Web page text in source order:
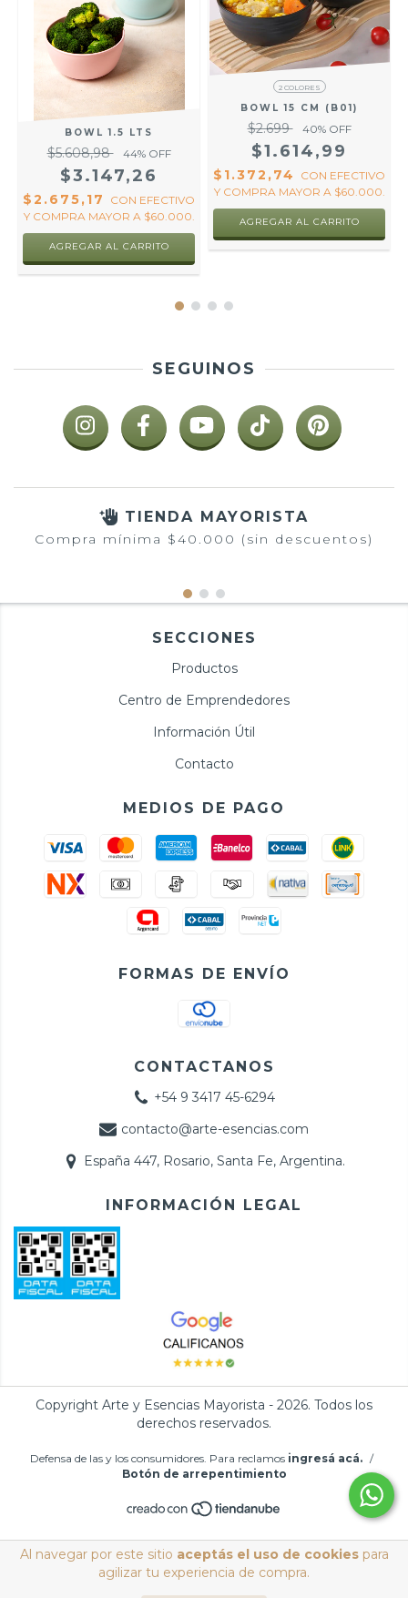
Al navegar por este sitio aceptás el uso de cookiespara
agilizar tu experiencia de compra.
BOWL 1.5 LTS
$5.608,98 44% OFF
$3.147,26
$2.675,17 CON EFECTIVO
Y COMPRA MAYOR A $60.000.
AGREGAR AL CARRITO
2 COLORES
BOWL 15 CM (B01)
$2.699 40% OFF
$1.614,99
$1.372,74 CON EFECTIVO
Y COMPRA MAYOR A $60.000.
AGREGAR AL CARRITO
SEGUINOS
TIENDA MAYORISTA
Compra mínima $40.000 (sin descuentos)
SECCIONES
Productos
Centro de Emprendedores
Información Útil
Contacto
MEDIOS DE PAGO
FORMAS DE ENVÍO
CONTACTANOS
+54 9 3417 45-6294
contacto@arte-esencias.com
España 447, Rosario, Santa Fe, Argentina.
INFORMACIÓN LEGAL
Copyright Arte y Esencias Mayorista - 2026. Todos los
derechos reservados.
Defensa de las y los consumidores. Para reclamos ingresá acá. /
Botón de arrepentimiento